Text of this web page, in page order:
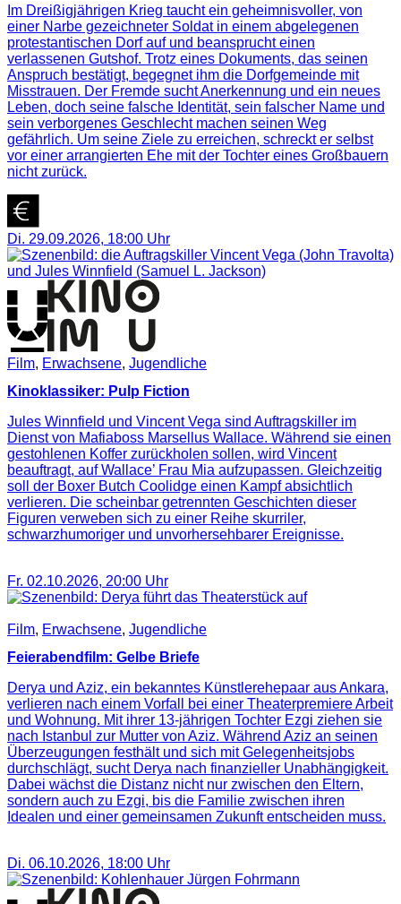
Im Dreißigjährigen Krieg taucht ein geheimnisvoller, von
einer Narbe gezeichneter Soldat in einem abgelegenen
protestantischen Dorf auf und beansprucht einen
verlassenen Gutshof. Trotz eines Dokuments, das seinen
Anspruch bestätigt, begegnet ihm die Dorfgemeinde mit
Misstrauen. Der Fremde sucht Anerkennung und ein neues
Leben, doch seine falsche Identität, sein falscher Name und
sein verborgenes Geschlecht machen seinen Weg
gefährlich. Um seine Ziele zu erreichen, schreckt er selbst
vor einer arrangierten Ehe mit der Tochter eines Großbauern
nicht zurück.
Di. 29.09.2026, 18:00 Uhr
Film, Erwachsene, Jugendliche
Kinoklassiker: Pulp Fiction
Jules Winnfield und Vincent Vega sind Auftragskiller im
Dienst von Mafiaboss Marsellus Wallace. Während sie einen
gestohlenen Koffer zurückholen sollen, wird Vincent
beauftragt, auf Wallace’ Frau Mia aufzupassen. Gleichzeitig
soll der Boxer Butch Coolidge einen Kampf absichtlich
verlieren. Die scheinbar getrennten Geschichten dieser
Figuren verweben sich zu einer Reihe skurriler,
schwarzhumoriger und unvorhersehbarer Ereignisse.
Fr. 02.10.2026, 20:00 Uhr
Film, Erwachsene, Jugendliche
Feierabendfilm: Gelbe Briefe
Derya und Aziz, ein bekanntes Künstlerehepaar aus Ankara,
verlieren nach einem Vorfall bei einer Theaterpremiere Arbeit
und Wohnung. Mit ihrer 13-jährigen Tochter Ezgi ziehen sie
nach Istanbul zur Mutter von Aziz. Während Aziz an seinen
Überzeugungen festhält und sich mit Gelegenheitsjobs
durchschlägt, sucht Derya nach finanzieller Unabhängigkeit.
Dabei wächst die Distanz nicht nur zwischen den Eltern,
sondern auch zu Ezgi, bis die Familie zwischen ihren
Idealen und einer gemeinsamen Zukunft entscheiden muss.
Di. 06.10.2026, 18:00 Uhr